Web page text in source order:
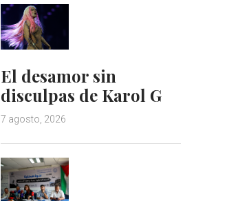
El desamor sin
disculpas de Karol G
7 agosto, 2026